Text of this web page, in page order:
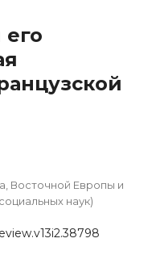
Восточной Европы и
наук)